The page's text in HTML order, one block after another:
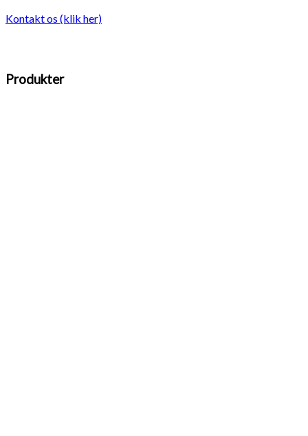
Kontakt os (klik her)
Produkter